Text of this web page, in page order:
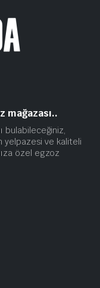
mağazası..
bulabileceğiniz,
yelpazesi ve kaliteli
özel egzoz